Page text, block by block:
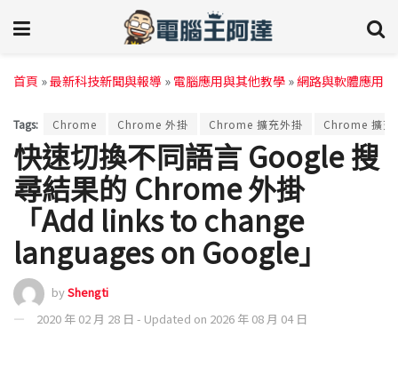
首頁 »最新科技新聞與報導 » 電腦應用與其他教學 »網路與軟體應用
Tags: Chrome Chrome 外掛 Chrome 擴充外掛 Chrome 擴充
快速切換不同語言 Google 搜
尋結果的 Chrome 外掛
「Add links to change
languages on Google」
byShengti
2020 年 02 月 28 日 - Updated on 2026 年 08 月 04 日